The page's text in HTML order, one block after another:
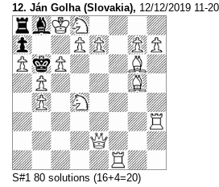
12. Ján Golha (Slovakia), 12/12/2019 11-20
S#1 80 solutions (16+4=20)